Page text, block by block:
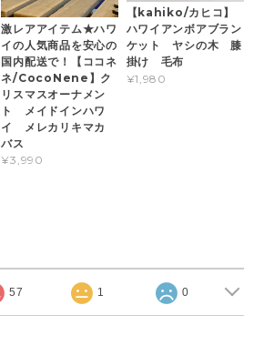
激レアアイテム★ハワ
イの人気商品を安心の
国内配送で！【ココネ
ネ/CocoNene】ク
リスマスオーナメン
ト メイドインハワ
イ メレカリキマカ
バス
¥3,990
【kahiko/カヒコ】
ハワイアンボアブラン
ケット ヤシの木 膝
掛け 毛布
¥1,980
57 1 0